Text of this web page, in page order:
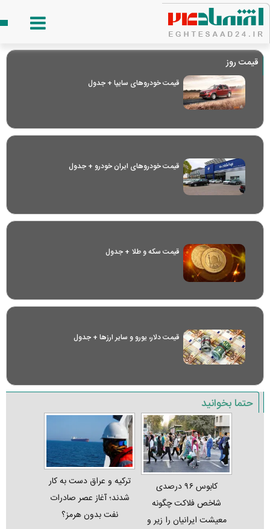
قیمت روز
قیمت خودرو‌های سایپا + جدول
قیمت خودرو‌های ایران خودرو + جدول
قیمت سکه و طلا + جدول
قیمت دلار، یورو و سایر ارز‌ها + جدول
حتما بخوانید
کابوس ۹۶ درصدی
شاخص فلاکت چگونه
معیشت ایرانیان را زیر و
ترکیه و عراق دست به کار
شدند؛ آغاز عصر صادرات
نفت بدون هرمز؟